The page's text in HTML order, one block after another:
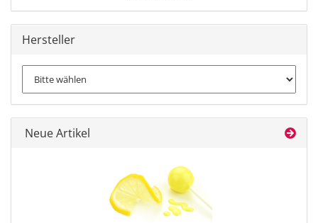
Hersteller
Neue Artikel